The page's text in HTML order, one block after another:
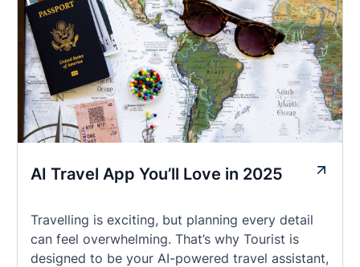
AI Travel App You’ll Love in 2025
Travelling is exciting, but planning every detail
can feel overwhelming. That’s why Tourist is
designed to be your AI-powered travel assistant,